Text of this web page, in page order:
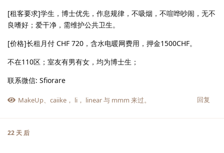
[租客要求]学生，博士优先，作息规律，不吸烟，不喧哗吵闹，无不
良嗜好；爱干净，需维护公共卫生。
[价格]长租月付 CHF 720，含水电暖网费用，押金1500CHF。
不在110区；室友有男有女，均为博士生；
联系微信: Sfiorare
回复
MakeUp、 caiike ， li ， linear与 mmm 来过。
22 天 后